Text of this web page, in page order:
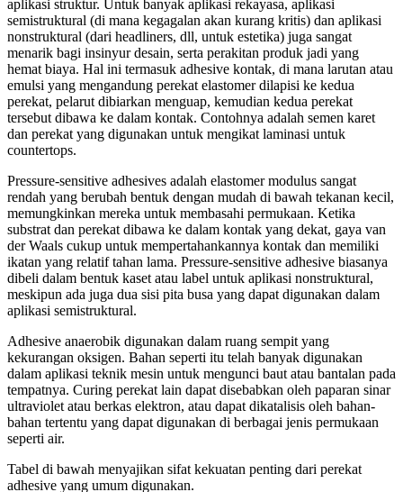
aplikasi struktur. Untuk banyak aplikasi rekayasa, aplikasi
semistruktural (di mana kegagalan akan kurang kritis) dan aplikasi
nonstruktural (dari headliners, dll, untuk estetika) juga sangat
menarik bagi insinyur desain, serta perakitan produk jadi yang
hemat biaya. Hal ini termasuk adhesive kontak, di mana larutan atau
emulsi yang mengandung perekat elastomer dilapisi ke kedua
perekat, pelarut dibiarkan menguap, kemudian kedua perekat
tersebut dibawa ke dalam kontak. Contohnya adalah semen karet
dan perekat yang digunakan untuk mengikat laminasi untuk
countertops.
Pressure-sensitive adhesives adalah elastomer modulus sangat
rendah yang berubah bentuk dengan mudah di bawah tekanan kecil,
memungkinkan mereka untuk membasahi permukaan. Ketika
substrat dan perekat dibawa ke dalam kontak yang dekat, gaya van
der Waals cukup untuk mempertahankannya kontak dan memiliki
ikatan yang relatif tahan lama. Pressure-sensitive adhesive biasanya
dibeli dalam bentuk kaset atau label untuk aplikasi nonstruktural,
meskipun ada juga dua sisi pita busa yang dapat digunakan dalam
aplikasi semistruktural.
Adhesive anaerobik digunakan dalam ruang sempit yang
kekurangan oksigen. Bahan seperti itu telah banyak digunakan
dalam aplikasi teknik mesin untuk mengunci baut atau bantalan pada
tempatnya. Curing perekat lain dapat disebabkan oleh paparan sinar
ultraviolet atau berkas elektron, atau dapat dikatalisis oleh bahan-
bahan tertentu yang dapat digunakan di berbagai jenis permukaan
seperti air.
Tabel di bawah menyajikan sifat kekuatan penting dari perekat
adhesive yang umum digunakan.